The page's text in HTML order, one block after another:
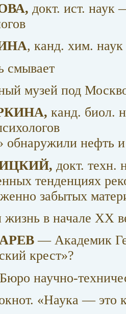
докт. ист. наук
, канд. хим.
смывает
музей под
канд. биол.
нефть и
докт.
тенденциях
забытых
жизнь в начале XX
— Академик
крест»?
научно-
«Наука — это